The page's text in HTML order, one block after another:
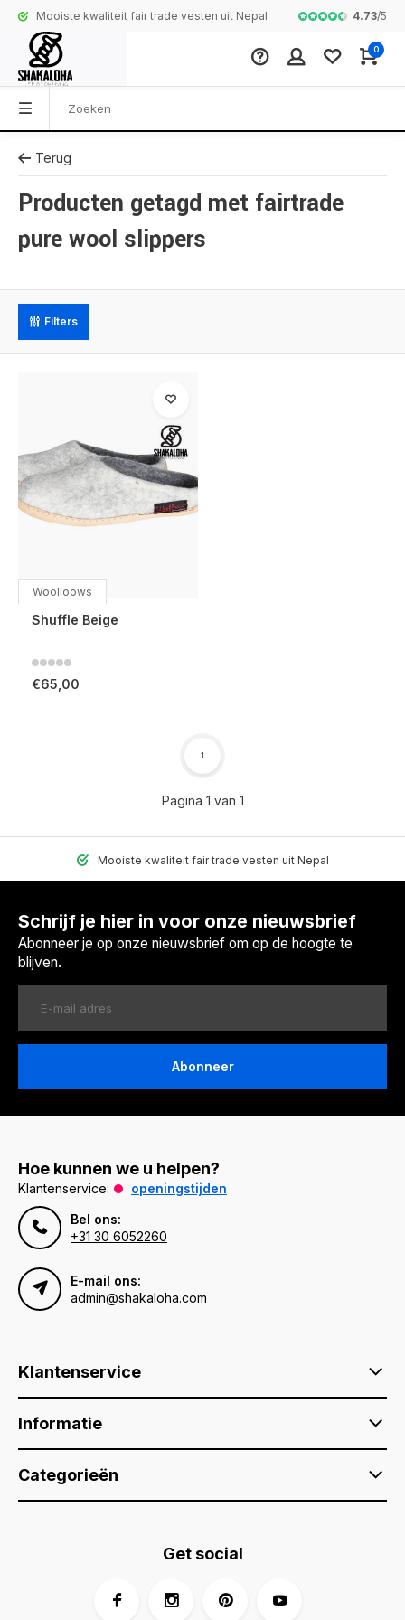
Mooiste kwaliteit fair trade vesten uit Nepal Complete
4.73/5
0
Terug
Producten getagd met fairtrade
pure wool slippers
Filters
Woolloows
Shuffle Beige
€65,00
Pagina 1 van 1
1
Mooiste kwaliteit fair trade vesten uit Nepal
Schrijf je hier in voor onze nieuwsbrief
Abonneer je op onze nieuwsbrief om op de hoogte te
blijven.
Abonneer
Hoe kunnen we u helpen?
Klantenservice:
openingstijden
Bel ons:
+31 30 6052260
E-mail ons:
admin@shakaloha.com
Klantenservice
Informatie
Categorieën
Get social